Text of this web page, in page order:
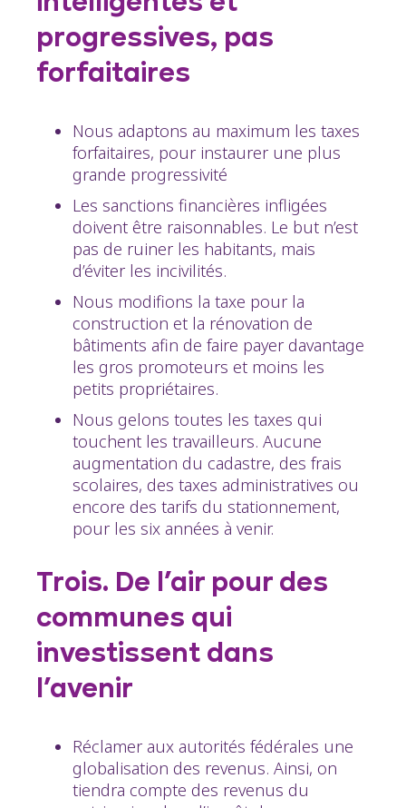
progressives, pas
forfaitaires
Nous adaptons au maximum les taxes
forfaitaires, pour instaurer une plus
grande progressivité
Les sanctions financières infligées
doivent être raisonnables. Le but n’est
pas de ruiner les habitants, mais
d’éviter les incivilités.
Nous modifions la taxe pour la
construction et la rénovation de
bâtiments afin de faire payer davantage
les gros promoteurs et moins les
petits propriétaires.
Nous gelons toutes les taxes qui
touchent les travailleurs. Aucune
augmentation du cadastre, des frais
scolaires, des taxes administratives ou
encore des tarifs du stationnement,
pour les six années à venir.
Trois. De l’air pour des
communes qui
investissent dans
l’avenir
Réclamer aux autorités fédérales une
globalisation des revenus. Ainsi, on
tiendra compte des revenus du